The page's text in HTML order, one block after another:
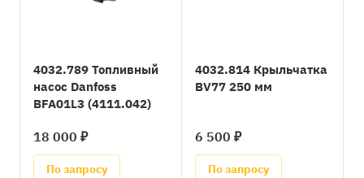
4032.789 Топливный
насос Danfoss
BFA01L3 (4111.042)
18 000 ₽
По запросу
4032.814 Крыльчатка
BV77 250 мм
6 500 ₽
По запросу